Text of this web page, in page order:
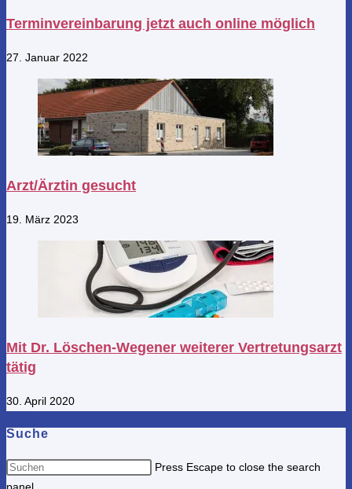
Terminvereinbarung jetzt auch online möglich
27. Januar 2022
Arzt/Ärztin gesucht
19. März 2023
Mit Dr. Löschen-Wegener weiterer Vertretungsarzt
tätig
30. April 2020
Suche
Press Escape to close the search
panel.